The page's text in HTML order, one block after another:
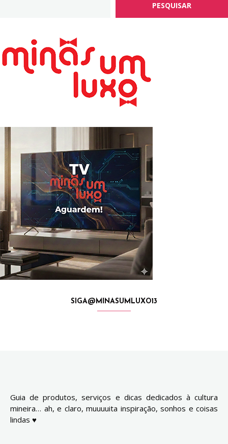
PESQUISAR
SIGA@MINASUMLUXO13
Guia de produtos, serviços e dicas dedicados à cultura
mineira… ah, e claro, muuuuita inspiração, sonhos e coisas
lindas ♥